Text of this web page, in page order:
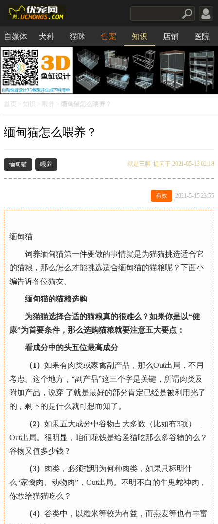
自媒体 犬种 猫咪 售宠 知识 店铺 医院
食品
首页 知识 喂养 缅甸猫怎么喂养？
缅甸猫怎么喂养？
缅甸猫 喂养 就是三脚 提问于 2021-05-13 02:18
有效 2021-5-15 23:55
缅甸猫
饲养缅甸猫第一件要做的事情就是为猫猫挑选适合它
的猫粮，那么怎么才能挑选适合缅甸猫的猫粮呢？下面小
编告诉各位猫友。
缅甸猫的猫粮选购
为猫猫选择合适的猫粮真的很难么？如果你是以“健
康”为首要条件，那么选购猫粮就要注意五大要点：
看成分中的头五位最高成分
（1） 如果有肉类或家禽副产品，那么Out出局，不用
考虑。这个地方，“副产品”这三个字是关键，所谓肉类及
附加产品，说穿 了就是最好的部分肯定已经是被利用光了
的，剩下的是什么就可想而知了。
（2） 如果五大成分中谷物占大多数（比如有3项），
Out出局。很明显，咱们花钱是给爱猫吃那么多谷物的么？
谷物又值多少钱 ?
（3） 肉类，必须指明为何种肉类，如果只标明什
么“家禽肉、动物肉”，Out出局。不明不白的牛鬼蛇神肉，
你敢给猫猫吃么？
（4） 谷类中，以糙米等较为有益，而燕麦等也有丰富